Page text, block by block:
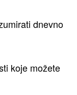
dnevno
koje možete